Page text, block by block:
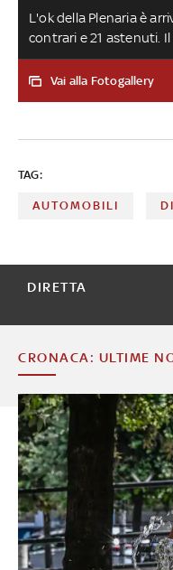
L'ok della Plenaria è
contrari e 21 astenuti.
le industrie e i
tutto vantaggio delle
regolamento sui nuovi
Vai alla Fotogallery
TAG:
AUTOMOBILI
DIRETTA
CRONACA: ULTIME